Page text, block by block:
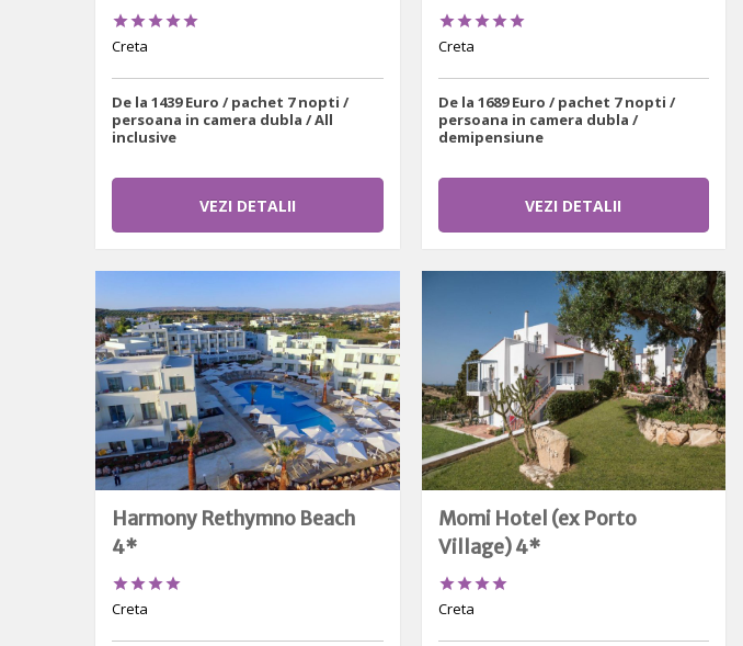

Creta
De la 1439 Euro / pachet 7 nopti /
persoana in camera dubla / All
inclusive
VEZI DETALII

Creta
De la 1689 Euro / pachet 7 nopti /
persoana in camera dubla /
demipensiune
VEZI DETALII
Harmony Rethymno Beach
4*

Creta
Momi Hotel (ex Porto
Village) 4*

Creta